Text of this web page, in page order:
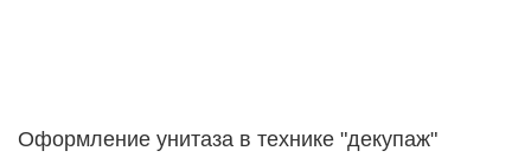
Оформление унитаза в технике "декупаж"